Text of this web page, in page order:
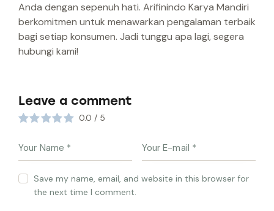
Anda dengan sepenuh hati. Arifinindo Karya Mandiri
berkomitmen untuk menawarkan pengalaman terbaik
bagi setiap konsumen. Jadi tunggu apa lagi, segera
hubungi kami!
Leave a comment
0.0 / 5
Save my name, email, and website in this browser for
the next time I comment.